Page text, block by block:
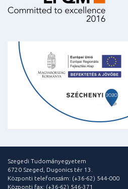
Szegedi Tudományegyetem
6720 Szeged, Dugonics tér 13.
Központi telefonszám: (+36-62) 544-000
Központi fax: (+36-62) 546-371